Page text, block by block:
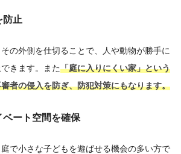
防止
の外側を仕切ることで、人や動物が勝手に
きます。また「庭に入りにくい家」という
者の侵入を防ぎ、防犯対策にもなります。
ート空間を確保
で小さな子どもを遊ばせる機会の多い方で